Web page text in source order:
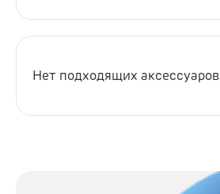
Нет подходящих аксессуаров